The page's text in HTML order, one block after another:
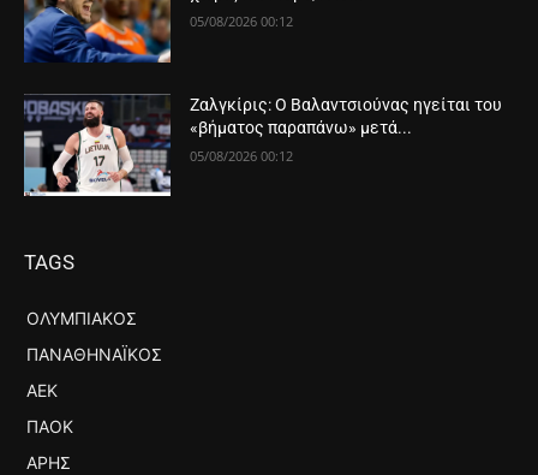
05/08/2026 00:12
Ζαλγκίρις: Ο Βαλαντσιούνας ηγείται του
«βήματος παραπάνω» μετά...
05/08/2026 00:12
TAGS
ΟΛΥΜΠΙΑΚΌΣ
ΠΑΝΑΘΗΝΑΪΚΌΣ
ΑΕΚ
ΠΑΟΚ
ΆΡΗΣ